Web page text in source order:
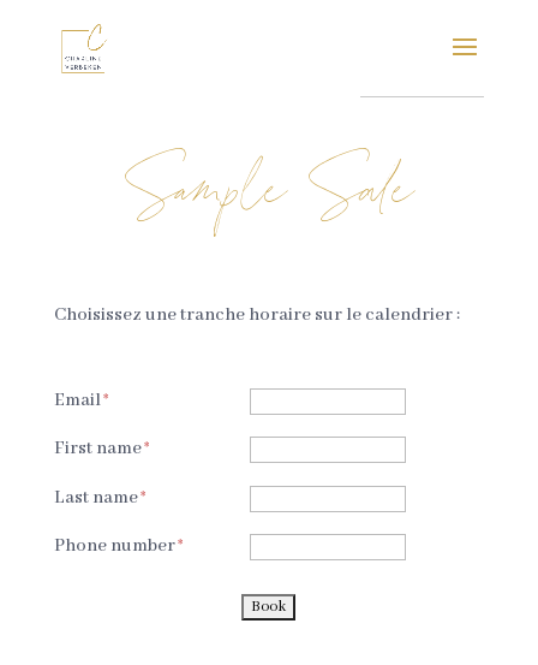
Sample Sale
Choisissez une tranche horaire sur le calendrier :
Email
First name
Last name
Phone number